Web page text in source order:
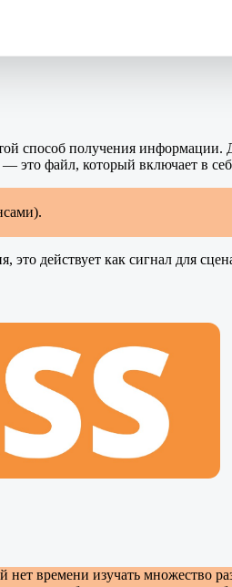
способ получения информации.
это файл, который включает в
действует как сигнал для
времени изучать множество